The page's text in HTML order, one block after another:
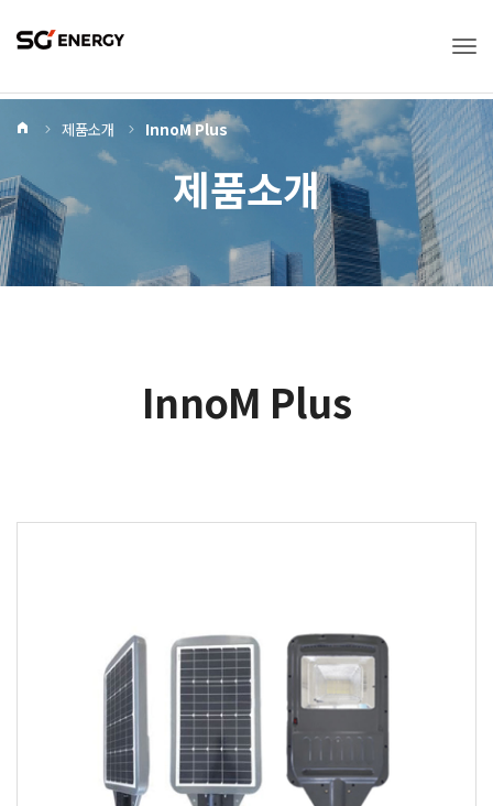
제품소개
Home 제품소개 InnoM Plus
InnoM Plus